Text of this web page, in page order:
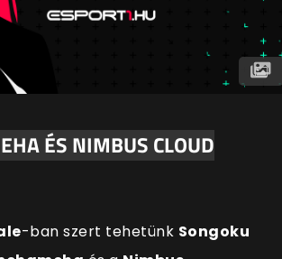
ÉS NIMBUS CLOUD
-ban szert tehetünk Songoku